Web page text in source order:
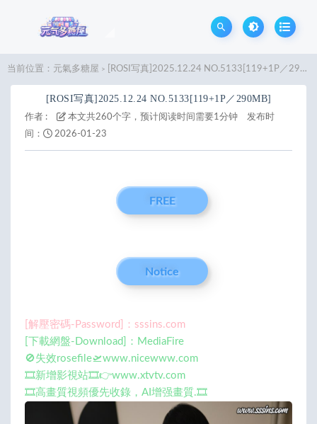
当前位置： 元氣多糖屋 > [ROSI写真]2025.12.24 NO.5133[119+1P／290MB]
[ROSI写真]2025.12.24 NO.5133[119+1P／290MB]
作者 : 本文共260个字，预计阅读时间需要1分钟
发布时
间：
2026-01-23
FREE
Notice
[解壓密碼-Password]：sssins.com
[下載網盤-Download]：MediaFire
🚫失效rosefile🛫www.nicewww.com
🎞️新增影視站🎞️👉www.xtvtv.com
🎞️高畫質視頻優先收錄，AI增强畫質.🎞️